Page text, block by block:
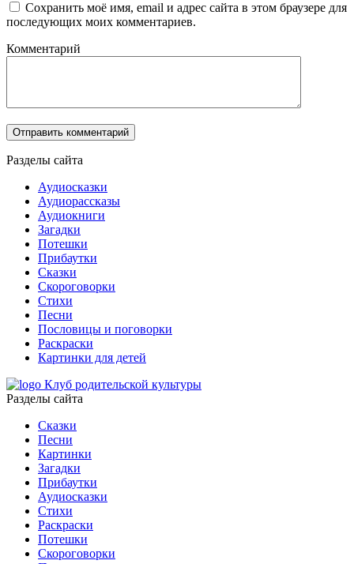
Сохранить моё имя, email и адрес сайта в этом браузере для
последующих моих комментариев.
Комментарий
Разделы сайта
Аудиосказки
Аудиорассказы
Аудиокниги
Загадки
Потешки
Прибаутки
Сказки
Скороговорки
Стихи
Песни
Пословицы и поговорки
Раскраски
Картинки для детей
Клуб родительской культуры
Разделы сайта
Сказки
Песни
Картинки
Загадки
Прибаутки
Аудиосказки
Стихи
Раскраски
Потешки
Скороговорки